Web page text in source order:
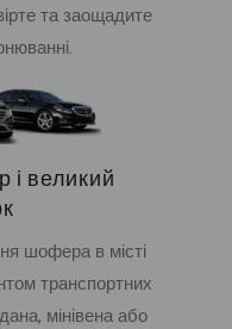
та заощадите
великий
шофера в місті
транспортних
мінівена або